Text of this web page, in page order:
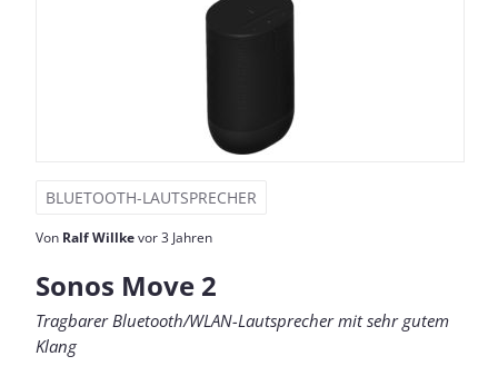
BLUETOOTH-LAUTSPRECHER
Von Ralf Willkevor 3 Jahren
Sonos Move 2
Tragbarer Bluetooth/WLAN-Lautsprecher mit sehr gutem
Klang